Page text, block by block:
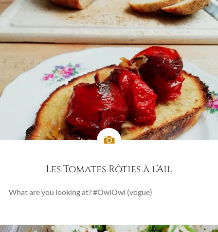
Les Tomates Rôties à l’Ail
What are you looking at? #OwiOwi (vogue)